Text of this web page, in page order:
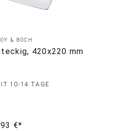
& BOCH
420x220 mm
10-14 TAGE
€*